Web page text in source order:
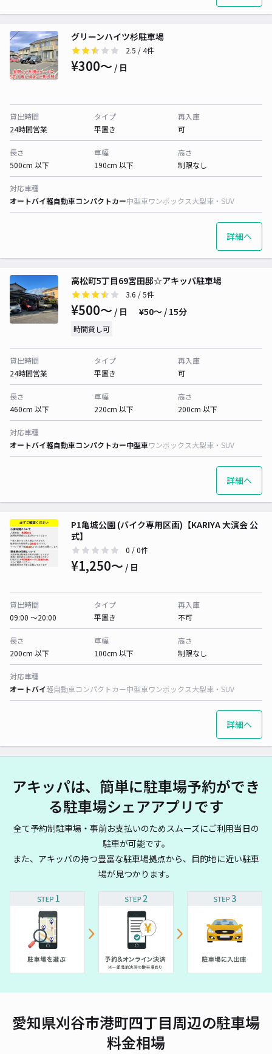
グリーンハイツ杉駐車場
2.5 / 4件
¥300〜 / 日
貸出時間
24時間営業
タイプ
平置き
再入庫
可
長さ
500cm 以下
車幅
190cm 以下
高さ
制限なし
対応車種
オートバイ軽自動車コンパクトカー中型車ワンボックス大型車・SUV
詳細へ
高松町5丁目69宮田邸☆アキッパ駐車場
3.6 / 5件
¥500〜 / 日 ¥50〜 / 15分
時間貸し可
貸出時間
24時間営業
タイプ
平置き
再入庫
可
長さ
460cm 以下
車幅
220cm 以下
高さ
200cm 以下
対応車種
オートバイ軽自動車コンパクトカー中型車ワンボックス大型車・SUV
詳細へ
P1亀城公園 (バイク専用区画)【KARIYA 大演会 公
式】
0 / 0件
¥1,250〜 / 日
貸出時間
09:00 〜20:00
タイプ
平置き
再入庫
不可
長さ
200cm 以下
車幅
100cm 以下
高さ
制限なし
対応車種
オートバイ軽自動車コンパクトカー中型車ワンボックス大型車・SUV
詳細へ
アキッパは、簡単に駐車場予約ができ
る駐車場シェアアプリです
全て予約制駐車場・事前お支払いのためスムーズにご利用当日の
駐車が可能です。
また、アキッパの持つ豊富な駐車場拠点から、目的地に近い駐車
場が見つかります。
愛知県刈谷市港町四丁目周辺の駐車場
料金相場